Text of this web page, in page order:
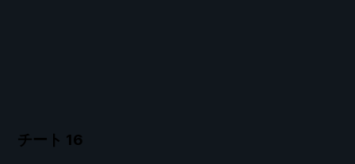
チート 16